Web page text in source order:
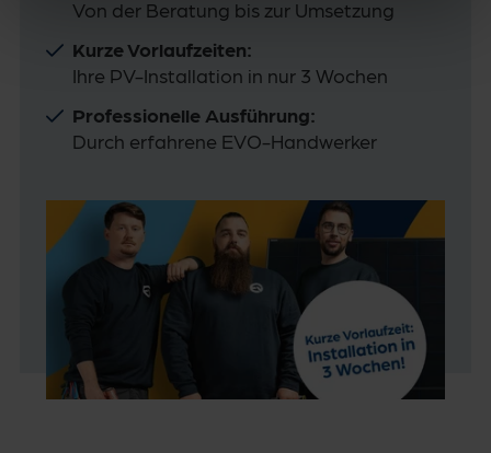
Von der Beratung bis zur Umsetzung
Kurze Vorlaufzeiten:
Ihre PV-Installation in nur 3 Wochen
Professionelle Ausführung:
Durch erfahrene EVO-Handwerker